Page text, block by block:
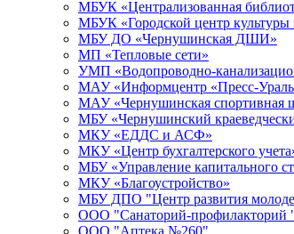
МБУК «Централизованная
МБУК «Городской центр культуры
МБУ ДО «Чернушинская ДШИ»
МП «Тепловые сети»
УМП «Водопроводно-
МАУ «Информцентр «Пресс-
МАУ «Чернушинская спортивная
МБУ «Чернушинский
МКУ «ЕДДС и АСФ»
МКУ «Центр бухгалтерского
МБУ «Управление капитального
МКУ «Благоустройство»
МБУ ДПО "Центр развития
ООО "Санаторий-профилакторий
ООО "Аптека №260"